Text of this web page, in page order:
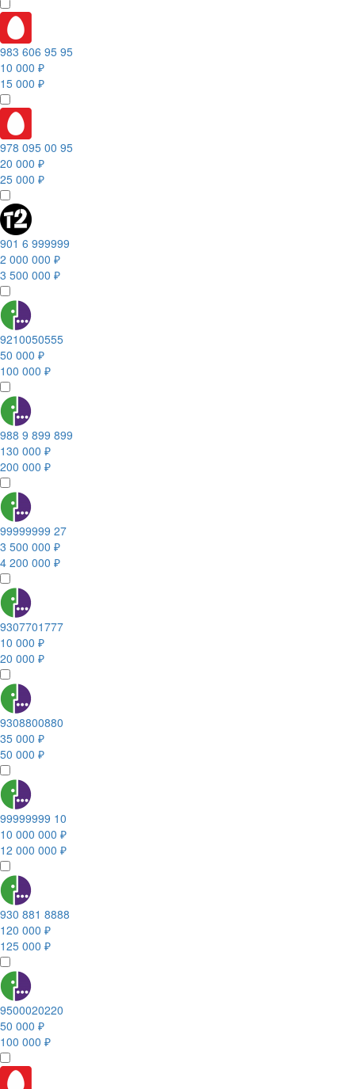
983 606 95 95
10 000 ₽
15 000 ₽
978 095 00 95
20 000 ₽
25 000 ₽
901 6 999999
2 000 000 ₽
3 500 000 ₽
9210050555
50 000 ₽
100 000 ₽
988 9 899 899
130 000 ₽
200 000 ₽
99999999 27
3 500 000 ₽
4 200 000 ₽
9307701777
10 000 ₽
20 000 ₽
9308800880
35 000 ₽
50 000 ₽
99999999 10
10 000 000 ₽
12 000 000 ₽
930 881 8888
120 000 ₽
125 000 ₽
9500020220
50 000 ₽
100 000 ₽